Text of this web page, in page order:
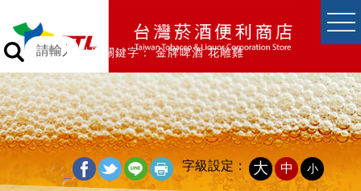
熱門關鍵字： 金牌啤酒 花雕雞
_
字級設定： 大 中 小